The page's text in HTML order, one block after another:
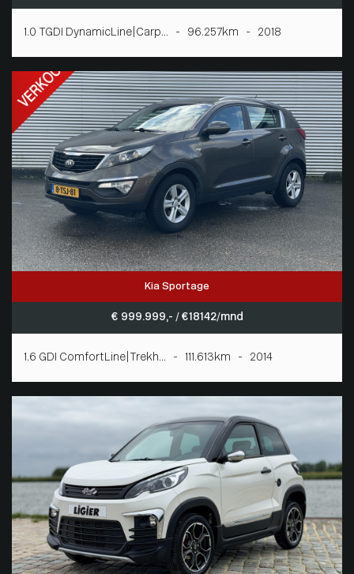
1.0 TGDI DynamicLine|Carp... - 96.257km - 2018
Kia Sportage
€ 999.999,- / € 18142/mnd
1.6 GDI ComfortLine|Trekh... - 111.613km - 2014